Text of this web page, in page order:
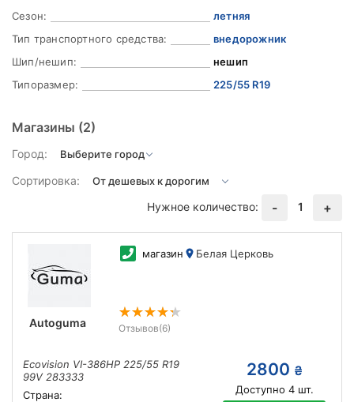
Сезон:
летняя
Тип транспортного средства:
внедорожник
Шип/нешип:
нешип
Типоразмер:
225/55 R19
Магазины (2)
Город:
Сортировка:
Нужное количество:
- 1 +
Autoguma
магазин Белая Церковь
Отзывов(6)
Ecovision VI-386HP 225/55 R19
99V 283333
Страна:
2800 ₴
Доступно 4шт.